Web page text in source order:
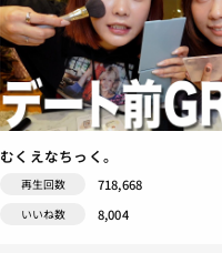
むくえなちっく。
再生回数 718,668
いいね数 8,004